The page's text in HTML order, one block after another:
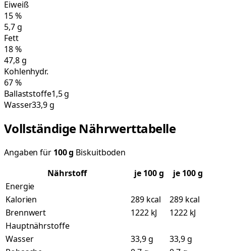
Eiweiß
15%
5,7g
Fett
18%
47,8g
Kohlenhydr.
67%
Ballaststoffe1,5 g
Wasser33,9 g
Vollständige Nährwerttabelle
Angaben für 100g Biskuitboden
Nährstoff
je 100g
je 100 g
Energie
Kalorien
289 kcal
289 kcal
Brennwert
1222 kJ
1222 kJ
Hauptnährstoffe
Wasser
33,9 g
33,9 g